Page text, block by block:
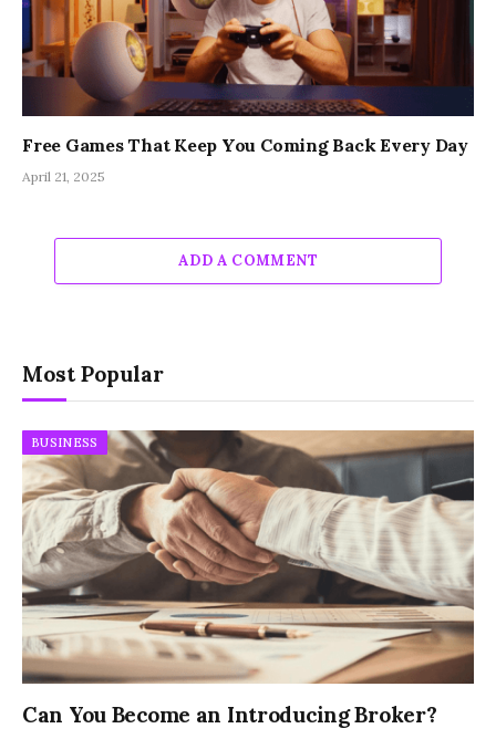
Free Games That Keep You Coming Back Every Day
April 21, 2025
ADD A COMMENT
Most Popular
BUSINESS
Can You Become an Introducing Broker?